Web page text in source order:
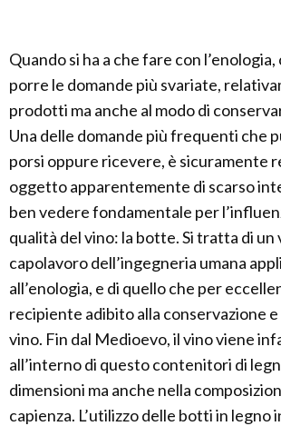
Quando si ha a che fare con l’enologia,
porre le domande più svariate,
prodotti ma anche al modo di
Una delle domande più frequenti che
porsi oppure ricevere, è sicuramente
oggetto apparentemente di scarso
ben vedere fondamentale per
qualità del vino: la botte. Si tratta di
capolavoro dell’ingegneria umana
all’enologia, e di quello che per
recipiente adibito alla conservazione
vino. Fin dal Medioevo, il vino viene
all’interno di questo contenitori di
dimensioni ma anche nella
capienza. L’utilizzo delle botti in legno